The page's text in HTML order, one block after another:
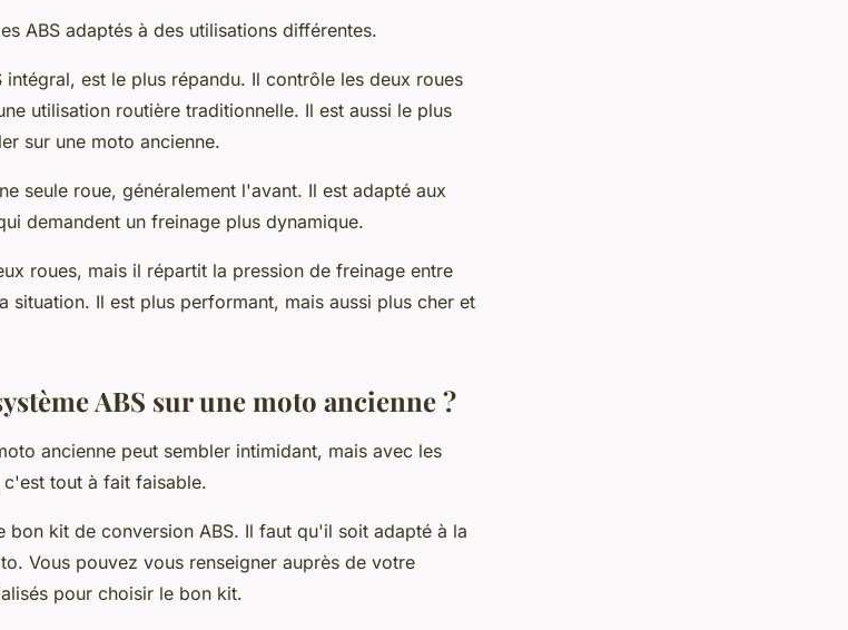
ABS adaptés à des utilisations différentes.
intégral, est le plus répandu. Il contrôle les deux roues
utilisation routière traditionnelle. Il est aussi le plus
sur une moto ancienne.
seule roue, généralement l'avant. Il est adapté aux
demandent un freinage plus dynamique.
roues, mais il répartit la pression de freinage entre
situation. Il est plus performant, mais aussi plus cher et
ABS sur une moto ancienne ?
ancienne peut sembler intimidant, mais avec les
tout à fait faisable.
bon kit de conversion ABS. Il faut qu'il soit adapté à la
Vous pouvez vous renseigner auprès de votre
pour choisir le bon kit.